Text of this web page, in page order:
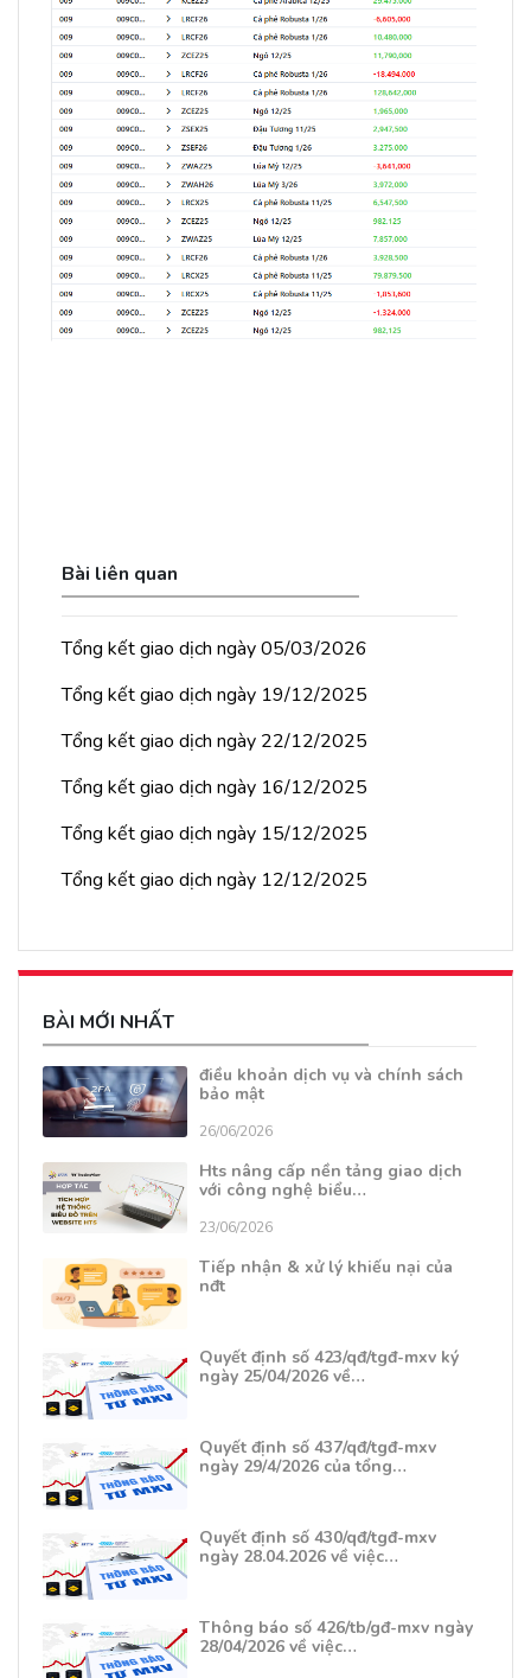
Bài liên quan
Tổng kết giao dịch ngày 05/03/2026
Tổng kết giao dịch ngày 19/12/2025
Tổng kết giao dịch ngày 22/12/2025
Tổng kết giao dịch ngày 16/12/2025
Tổng kết giao dịch ngày 15/12/2025
Tổng kết giao dịch ngày 12/12/2025
BÀI MỚI NHẤT
điều khoản dịch vụ và chính sách
bảo mật
26/06/2026
Hts nâng cấp nền tảng giao dịch
với công nghệ biểu…
23/06/2026
Tiếp nhận & xử lý khiếu nại của
nđt
Quyết định số 423/qđ/tgđ-mxv ký
ngày 25/04/2026 về…
Quyết định số 437/qđ/tgđ-mxv
ngày 29/4/2026 của tổng…
Quyết định số 430/qđ/tgđ-mxv
ngày 28.04.2026 về việc…
Thông báo số 426/tb/gđ-mxv ngày
28/04/2026 về việc…